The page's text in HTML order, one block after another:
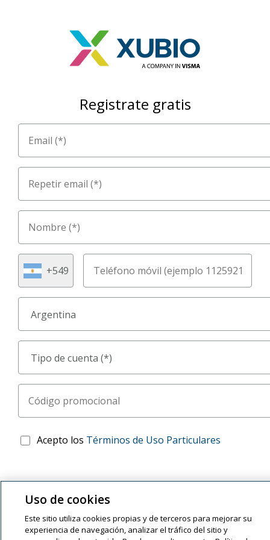
Registrate gratis
Acepto los Términos de Uso Particulares
Uso de cookies
Este sitio utiliza cookies propias y de terceros para mejorar su
experiencia de navegación, analizar el tráfico del sitio y